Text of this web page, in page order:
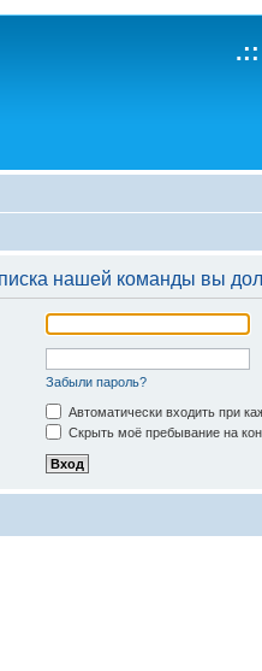
нашей команды вы
Забыли пароль?
Автоматически входить при
Скрыть моё пребывание на